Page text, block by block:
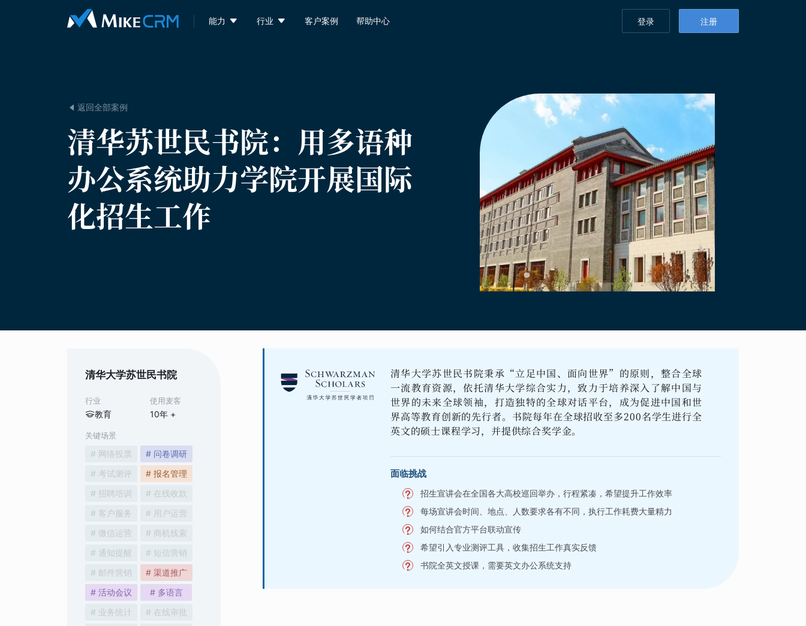
能力  行业  客户案例 帮助中心 登录 注册
 返回全部案例
清华苏世民书院： 用多语种
办公系统助力学院开展国际
化招生工作
清华大学苏世民书院
行业
教育
使用麦客
10年 +
关键场景
# 网络投票
# 问卷调研
# 考试测评
# 报名管理
# 招聘培训
# 在线收款
# 客户服务
# 用户运营
# 微信运营
# 商机线索
# 通知提醒
# 短信营销
# 邮件营销
# 渠道推广
# 活动会议
# 多语言
# 业务统计
# 在线审批
清华大学苏世民书院秉承“立足中国、面向世界”的原则，整合全球
一流教育资源，依托清华大学综合实力，致力于培养深入了解中国与
世界的未来全球领袖，打造独特的全球对话平台，成为促进中国和世
界高等教育创新的先行者。书院每年在全球招收至多200名学生进行全
英文的硕士课程学习，并提供综合奖学金。
面临挑战
招生宣讲会在全国各大高校巡回举办，行程紧凑，希望提升工作效率
每场宣讲会时间、地点、人数要求各有不同，执行工作耗费大量精力
如何结合官方平台联动宣传
希望引入专业测评工具，收集招生工作真实反馈
书院全英文授课，需要英文办公系统支持